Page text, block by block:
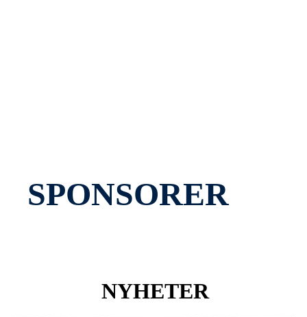
SPONSORER
NYHETER